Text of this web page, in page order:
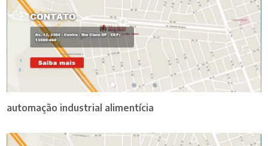
automação industrial alimentícia